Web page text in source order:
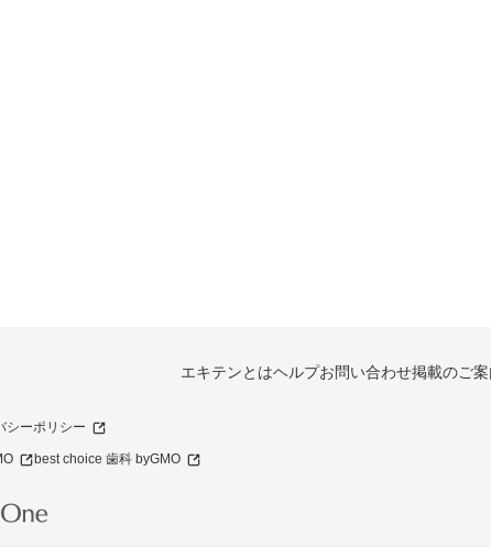
エキテンとはヘルプお問い合わせ掲載のご案
シーポリシー
best choice 歯科 byGMO